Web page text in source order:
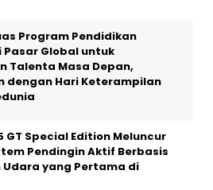
Program Pendidikan
Pasar Global untuk
Talenta Masa Depan,
dengan Hari Keterampilan
GT Special Edition Meluncur
Pendingin Aktif Berbasis
Udara yang Pertama di